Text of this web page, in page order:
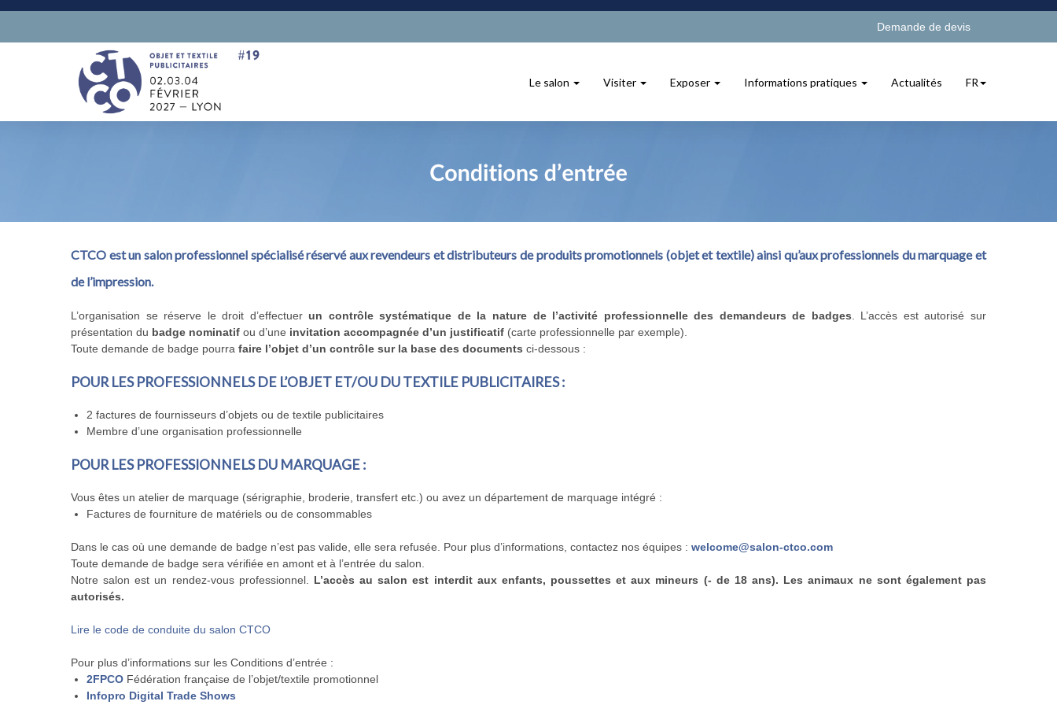
Demande de devis
Le salon Visiter Exposer Informations pratiques Actualités FR
CTCO est un salon professionnel spécialiséréservé aux revendeurs et distributeurs de produits promotionnels (objet et textile) ainsi qu’aux professionnels du marquage et
de l’impression.
L’organisation se réserve le droit d’effectuer un contrôle systématique de la nature de l’activité professionnelle des demandeurs de badges. L’accès est autorisé sur
présentation du badge nominatif ou d’une invitation accompagnée d’un justificatif (carte professionnelle par exemple).
Toute demande de badge pourra faire l’objet d’un contrôle sur la base des documents ci-dessous :
POUR LES PROFESSIONNELS DE L’OBJET ET/OU DU TEXTILE PUBLICITAIRES :
2 factures de fournisseurs d’objets ou de textile publicitaires
Membre d’une organisation professionnelle
POUR LES PROFESSIONNELS DU MARQUAGE :
Vous êtes un atelier de marquage (sérigraphie, broderie, transfert etc.) ou avez un département de marquage intégré :
Factures de fourniture de matériels ou de consommables
Dans le cas où une demande de badge n’est pas valide, elle sera refusée. Pour plus d’informations, contactez nos équipes : welcome@salon-ctco.com
Toute demande de badge sera vérifiée en amont et à l’entrée du salon.
Notre salon est un rendez-vous professionnel. L’accès au salon est interdit aux enfants, poussettes et aux mineurs (- de 18 ans). Les animaux ne sont également pas
autorisés.
Lire le code de conduite du salon CTCO
Pour plus d’informations sur les Conditions d’entrée :
2FPCO Fédération française de l’objet/textile promotionnel
Infopro Digital Trade Shows